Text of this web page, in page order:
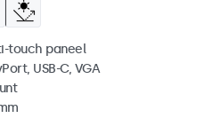
touch paneel
USB-C, VGA